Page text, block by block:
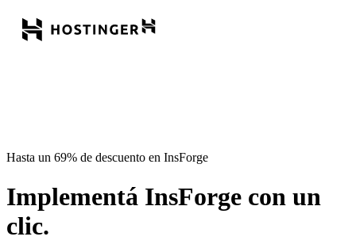
Hasta un 69% de descuento en InsForge
Implementá InsForge con un
clic.